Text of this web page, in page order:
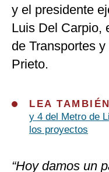
y el presidente
Luis Del Carpio,
de Transportes
Prieto.
LEA
y 4 del Metro de
los proyectos
“Hoy damos un